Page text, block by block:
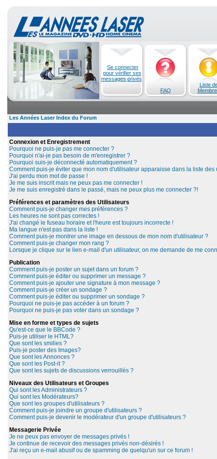
Se connecter
pour vérifier ses
messages privés
FAQ
Liste
Les Années Laser Index du Forum
Connexion et Enregistrement
Pourquoi ne puis-je pas me connecter ?
Pourquoi n'ai-je pas besoin de m'enregistrer ?
Pourquoi suis-je déconnecté automatiquement ?
Comment puis-je éviter que mon nom d'utilisateur apparaisse dans la liste
J'ai perdu mon mot de passe !
Je me suis inscrit mais ne peux pas me connecter !
Je me suis enregistré dans le passé, mais ne peux plus me connecter ?!
Préférences et paramètres des Utilisateurs
Comment puis-je changer mes préférences ?
Les heures ne sont pas correctes !
J'ai changé le fuseau horaire et l'heure est toujours incorrecte !
Ma langue n'est pas dans la liste !
Comment puis-je montrer une image en dessous de mon nom d'utilisateur ?
Comment puis-je changer mon rang ?
Lorsque je clique sur le lien e-mail d'un utilisateur, on me demande de me
Publication
Comment puis-je poster un sujet dans un forum ?
Comment puis-je éditer ou supprimer un message ?
Comment puis-je ajouter une signature à mon message ?
Comment puis-je créer un sondage ?
Comment puis-je éditer ou supprimer un sondage ?
Pourquoi ne puis-je pas accéder à un forum ?
Pourquoi ne puis-je pas voter dans un sondage ?
Mise en forme et types de sujets
Qu'est-ce que le BBCode ?
Puis-je utiliser le HTML?
Que sont les smilies ?
Puis-je poster des Images?
Que sont les Annonces ?
Que sont les Post-it ?
Que sont les sujets de discussions verrouillés ?
Niveaux des Utilisateurs et Groupes
Qui sont les Administrateurs ?
Qui sont les Modérateurs?
Que sont les groupes d'utilisateurs ?
Comment puis-je joindre un groupe d'utilisateurs ?
Comment puis-je devenir le modérateur d'un groupe d'utilisateurs ?
Messagerie Privée
Je ne peux pas envoyer de messages privés !
Je continue de recevoir des messages privés non-désirés !
J'ai reçu un e-mail abusif ou de spamming de quelqu'un sur ce forum !